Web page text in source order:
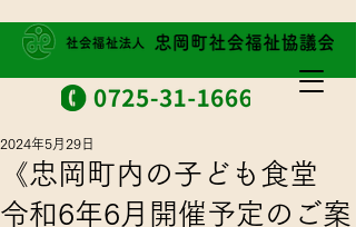
《忠岡町内の子ども食堂
令和6年6月開催予定のご案
2024年5月29日